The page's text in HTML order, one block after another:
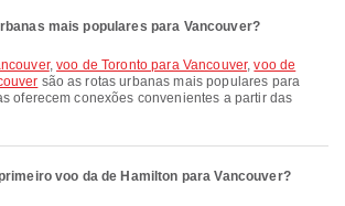
mais populares para Vancouver?
,voo de Toronto para Vancouver,voo de
são as rotas urbanas mais populares para
oferecem conexões convenientes a partir das
voo da de Hamilton para Vancouver?